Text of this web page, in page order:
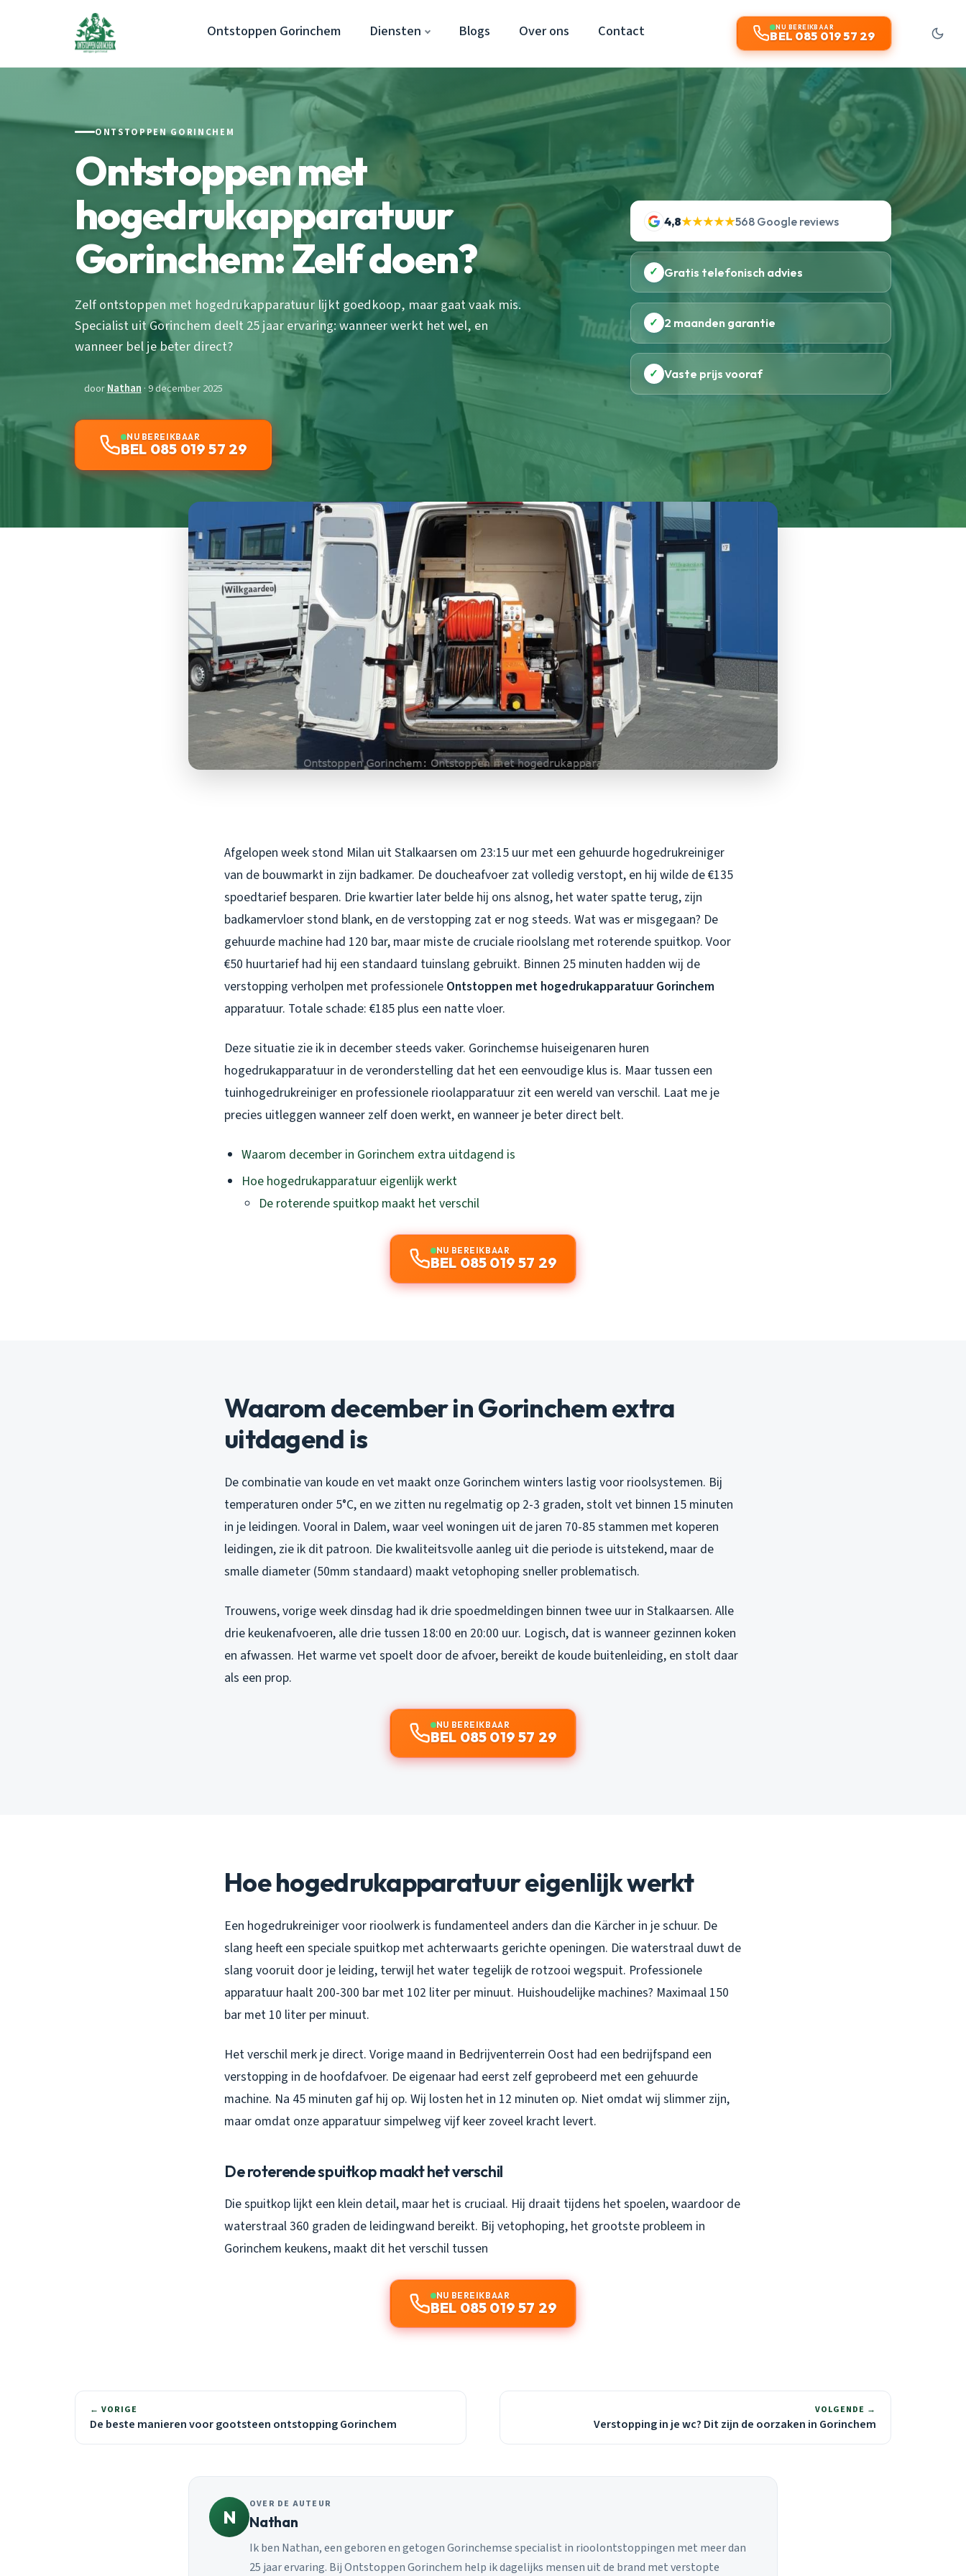
Ontstoppen Gorinchem Diensten Blogs Over ons Contact NU BEREIKBAAR
BEL 085 019 57 29
ONTSTOPPEN GORINCHEM
Ontstoppen met
hogedrukapparatuur
Gorinchem: Zelf doen?
Zelf ontstoppen met hogedrukapparatuur lijkt goedkoop, maar gaat vaak mis.
Specialist uit Gorinchem deelt 25 jaar ervaring: wanneer werkt het wel, en
wanneer bel je beter direct?
doorNathan · 9 december 2025
NU BEREIKBAAR
BEL 085 019 57 29
4,8★★★★★568 Google reviews
✓ Gratis telefonisch advies
✓ 2 maanden garantie
✓ Vaste prijs vooraf
Afgelopen week stond Milan uit Stalkaarsen om 23:15 uur met een gehuurde hogedrukreiniger
van de bouwmarkt in zijn badkamer. De doucheafvoer zat volledig verstopt, en hij wilde de €135
spoedtarief besparen. Drie kwartier later belde hij ons alsnog, het water spatte terug, zijn
badkamervloer stond blank, en de verstopping zat er nog steeds. Wat was er misgegaan? De
gehuurde machine had 120 bar, maar miste de cruciale rioolslang met roterende spuitkop. Voor
€50 huurtarief had hij een standaard tuinslang gebruikt. Binnen 25 minuten hadden wij de
verstopping verholpen met professionele Ontstoppen met hogedrukapparatuur Gorinchem
apparatuur. Totale schade: €185 plus een natte vloer.
Deze situatie zie ik in december steeds vaker. Gorinchemse huiseigenaren huren
hogedrukapparatuur in de veronderstelling dat het een eenvoudige klus is. Maar tussen een
tuinhogedrukreiniger en professionele rioolapparatuur zit een wereld van verschil. Laat me je
precies uitleggen wanneer zelf doen werkt, en wanneer je beter direct belt.
Waarom december in Gorinchem extra uitdagend is
Hoe hogedrukapparatuur eigenlijk werkt
De roterende spuitkop maakt het verschil
NU BEREIKBAAR
BEL 085 019 57 29
Waarom december in Gorinchem extra
uitdagend is
De combinatie van koude en vet maakt onze Gorinchem winters lastig voor rioolsystemen. Bij
temperaturen onder 5°C, en we zitten nu regelmatig op 2-3 graden, stolt vet binnen 15 minuten
in je leidingen. Vooral in Dalem, waar veel woningen uit de jaren 70-85 stammen met koperen
leidingen, zie ik dit patroon. Die kwaliteitsvolle aanleg uit die periode is uitstekend, maar de
smalle diameter (50mm standaard) maakt vetophoping sneller problematisch.
Trouwens, vorige week dinsdag had ik drie spoedmeldingen binnen twee uur in Stalkaarsen. Alle
drie keukenafvoeren, alle drie tussen 18:00 en 20:00 uur. Logisch, dat is wanneer gezinnen koken
en afwassen. Het warme vet spoelt door de afvoer, bereikt de koude buitenleiding, en stolt daar
als een prop.
NU BEREIKBAAR
BEL 085 019 57 29
Hoe hogedrukapparatuur eigenlijk werkt
Een hogedrukreiniger voor rioolwerk is fundamenteel anders dan die Kärcher in je schuur. De
slang heeft een speciale spuitkop met achterwaarts gerichte openingen. Die waterstraal duwt de
slang vooruit door je leiding, terwijl het water tegelijk de rotzooi wegspuit. Professionele
apparatuur haalt 200-300 bar met 102 liter per minuut. Huishoudelijke machines? Maximaal 150
bar met 10 liter per minuut.
Het verschil merk je direct. Vorige maand in Bedrijventerrein Oost had een bedrijfspand een
verstopping in de hoofdafvoer. De eigenaar had eerst zelf geprobeerd met een gehuurde
machine. Na 45 minuten gaf hij op. Wij losten het in 12 minuten op. Niet omdat wij slimmer zijn,
maar omdat onze apparatuur simpelweg vijf keer zoveel kracht levert.
De roterende spuitkop maakt het verschil
Die spuitkop lijkt een klein detail, maar het is cruciaal. Hij draait tijdens het spoelen, waardoor de
waterstraal 360 graden de leidingwand bereikt. Bij vetophoping, het grootste probleem in
Gorinchem keukens, maakt dit het verschil tussen
NU BEREIKBAAR
BEL 085 019 57 29
← VORIGE
De beste manieren voor gootsteen ontstopping Gorinchem
VOLGENDE →
Verstopping in je wc? Dit zijn de oorzaken in Gorinchem
N
OVER DE AUTEUR
Nathan
Ik ben Nathan, een geboren en getogen Gorinchemse specialist in rioolontstoppingen met meer dan
25 jaar ervaring. Bij Ontstoppen Gorinchem help ik dagelijks mensen uit de brand met verstopte